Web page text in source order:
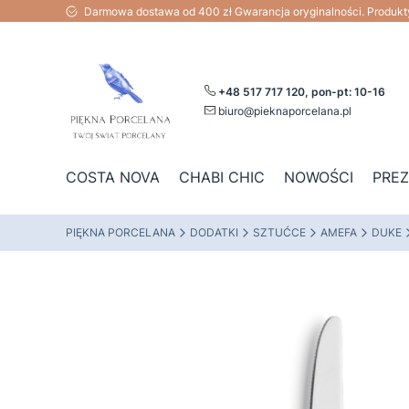
Darmowa dostawa od 400 zł Gwarancja oryginalności.
+48 517 717 120, pon-pt: 10-16
biuro@pieknaporcelana.pl
COSTA NOVA CHABI CHIC NOWOŚCI
PIĘKNA PORCELANA DODATKI SZTUĆCE AMEFA DUKE